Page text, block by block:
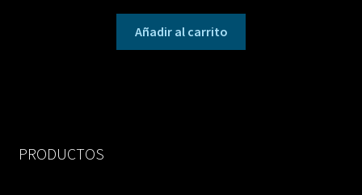
Añadir al carrito
PRODUCTOS